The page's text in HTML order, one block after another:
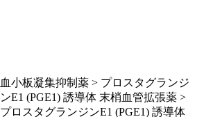
血小板凝集抑制薬 > プロスタグランジ
ンE1 (PGE1) 誘導体 末梢血管拡張薬 >
プロスタグランジンE1 (PGE1) 誘導体